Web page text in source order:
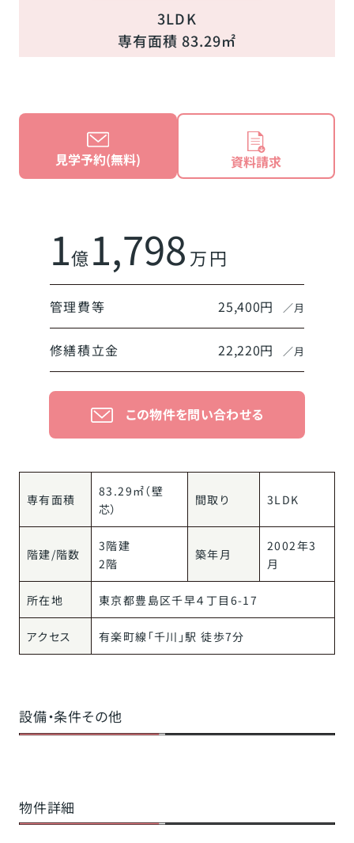
3LDK
専有面積 83.29㎡
見学予約(無料) 資料請求
1億1,798 万円
管理費等 25,400円 ／月
修繕積立金 22,220円 ／月
この物件を問い合わせる
専有面積
83.29㎡（壁
芯）
間取り 3LDK
階建/階数
3階建
2階
築年月
2002年3
月
所在地 東京都豊島区千早４丁目6-17
アクセス 有楽町線 「千川 」駅 徒歩7分
設備・条件その他
物件詳細